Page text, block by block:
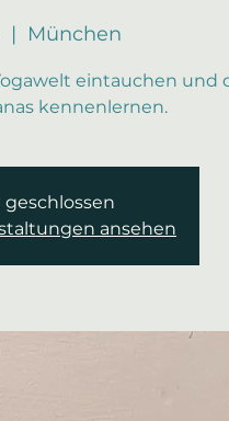
  |
München
eintauchen und
kennenlernen.
ansehen